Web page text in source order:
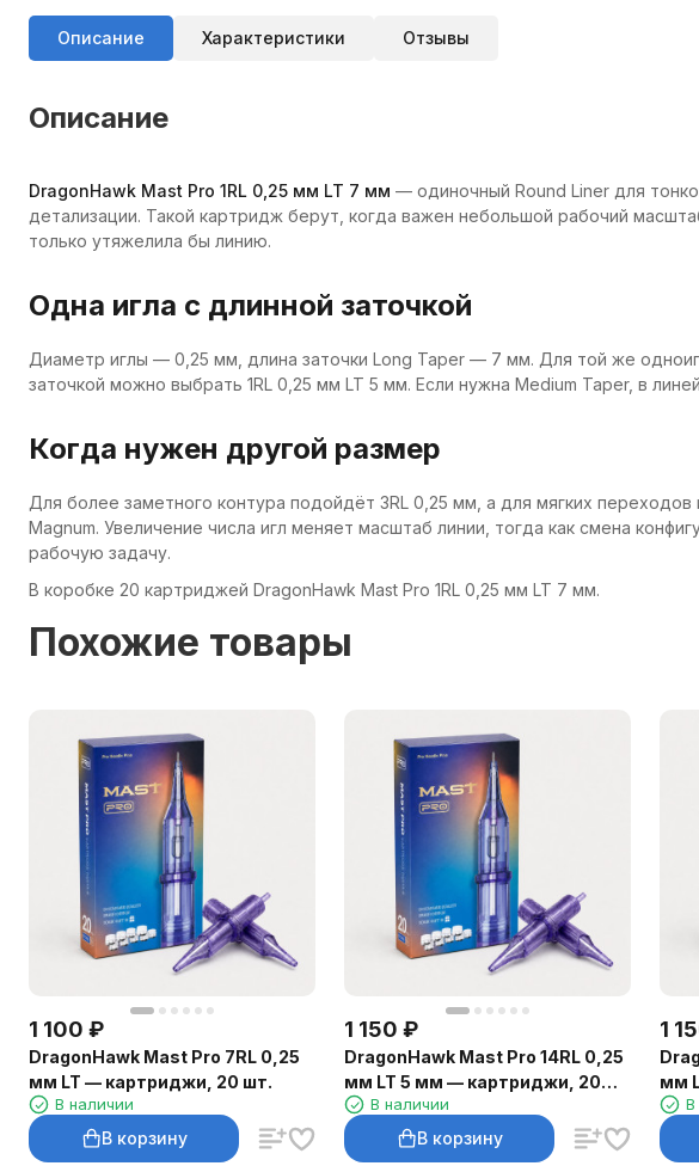
Описание Характеристики Отзывы
Описание
DragonHawk Mast Pro 1RL 0,25 мм LT 7 мм — одиночный Round Liner для
детализации. Такой картридж берут, когда важен небольшой рабочий
только утяжелила бы линию.
Одна игла с длинной заточкой
Диаметр иглы — 0,25 мм, длина заточки Long Taper — 7 мм. Для той же
заточкой можно выбрать 1RL 0,25 мм LT 5 мм. Если нужна Medium Taper, в
Когда нужен другой размер
Для более заметного контура подойдёт 3RL 0,25 мм, а для мягких переходов
Magnum. Увеличение числа игл меняет масштаб линии, тогда как смена
рабочую задачу.
В коробке 20 картриджей DragonHawk Mast Pro 1RL 0,25 мм LT 7 мм.
Похожие товары
1 100 ₽
DragonHawk Mast Pro 7RL 0,25
мм LT — картриджи, 20 шт.
В наличии
В корзину
1 150 ₽
DragonHawk Mast Pro 14RL 0,25
мм LT 5 мм — картриджи, 20
шт.В наличии
В корзину
1
мм
шт.В